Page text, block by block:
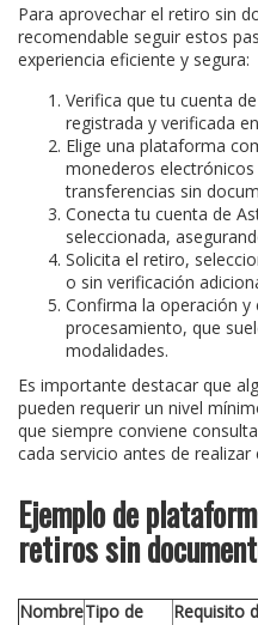
Para aprovechar el retiro sin
recomendable seguir estos
experiencia eficiente y segura:
Verifica que tu cuenta
registrada y verificada
Elige una plataforma
monederos
transferencias sin
Conecta tu cuenta de
seleccionada,
Solicita el retiro,
o sin verificación
Confirma la operación
procesamiento, que
modalidades.
Es importante destacar que
pueden requerir un nivel
que siempre conviene
cada servicio antes de realizar
Ejemplo de
retiros sin
NombreTipo de
Requisito